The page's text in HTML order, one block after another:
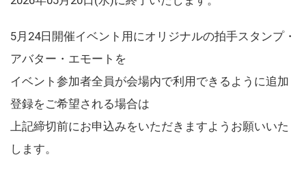
5月24日開催イベント用にオリジナルの拍手スタンプ・
アバター・エモートを
イベント参加者全員が会場内で利用できるように追加
登録をご希望される場合は
上記締切前にお申込みをいただきますようお願いいた
します。